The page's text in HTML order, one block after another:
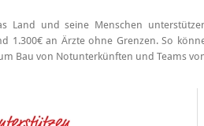
Land und seine Menschen
1.300€ an Ärzte ohne Grenzen. So
Bau von Notunterkünften und Teams